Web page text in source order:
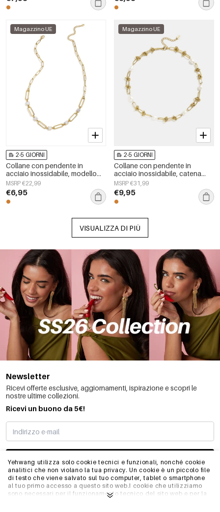
Yehwang utilizza solo cookie tecnici e funzionali, nonché cookie
analitici che non violano la tua privacy. Un cookie è un piccolo file
di testo che viene salvato sul tuo computer, tablet o smartphone
al tuo primo accesso a questo sito web.I cookie che utilizziamo
sono necessari per il funzionamento tecnico del sito web e per la
Magazzino UE
2-5 GIORNI
Collane con pendente in
acciaio inossidabile, modello
Circle Simple, serie Daily Simple,
gioielli da donna
MSRP €22,99
€6,95
Magazzino UE
2-5 GIORNI
Collane con pendente in
acciaio inossidabile, catena
semplice, serie Simple Daily,
gioielli da donna
MSRP €31,99
€9,95
VISUALIZZA DI PIÙ
Newsletter
Ricevi offerte esclusive, aggiornamenti, ispirazione e scopri le
nostre ultime collezioni.
Ricevi un buono da 5€!
MI STO REGISTRANDO
INFO